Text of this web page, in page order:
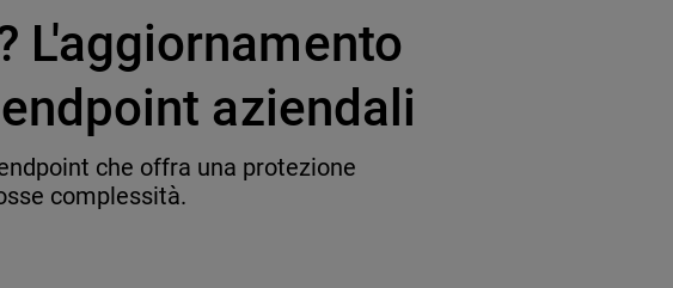
L'aggiornamento
aziendali
che offra una protezione
complessità.